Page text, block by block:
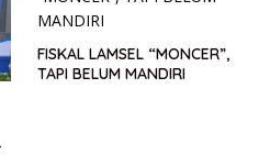
FISKAL LAMSEL “MONCER”,
TAPI BELUM MANDIRI